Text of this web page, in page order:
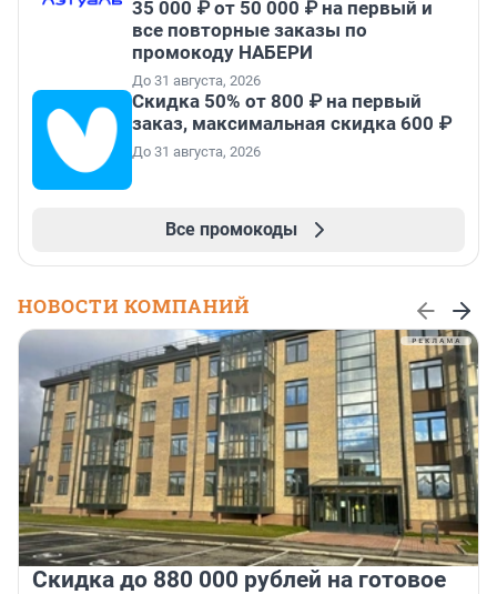
35 000 ₽ от 50 000 ₽ на первый и
все повторные заказы по
промокоду НАБЕРИ
До 31 августа, 2026
Скидка 50% от 800 ₽ на первый
заказ, максимальная скидка 600 ₽
До 31 августа, 2026
Все промокоды
НОВОСТИ КОМПАНИЙ
Скидка до 880 000 рублей на готовое